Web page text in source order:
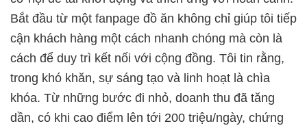
Bắt đầu từ một fanpage đồ ăn không chỉ giúp tôi tiếp
cận khách hàng một cách nhanh chóng mà còn là
cách để duy trì kết nối với cộng đồng. Tôi tin rằng,
trong khó khăn, sự sáng tạo và linh hoạt là chìa
khóa. Từ những bước đi nhỏ, doanh thu đã tăng
dần, có khi cao điểm lên tới 200 triệu/ngày, chứng